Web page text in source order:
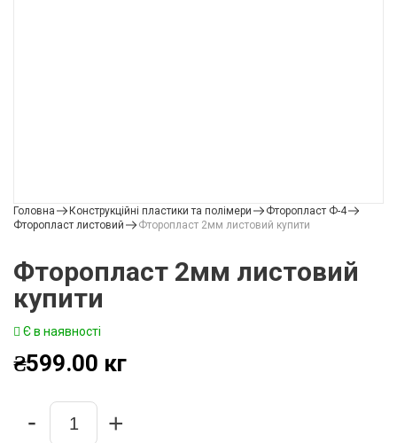
Головна Конструкційні пластики та полімери
Фторопласт Ф-4
Фторопласт листовий
Фторопласт 2мм листовий купити
Фторопласт 2мм листовий
купити
Є в наявності
₴599.00 кг
Quantity
- +